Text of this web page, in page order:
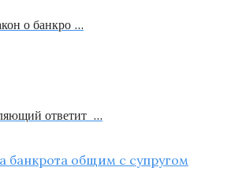
о банкро …
ответит …